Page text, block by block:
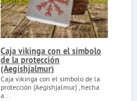
Caja vikinga con el símbolo
de la protección
(Aegishjalmur)
Caja vikinga con el símbolo de la
protección (Aegishjalmur) , hecha
a...